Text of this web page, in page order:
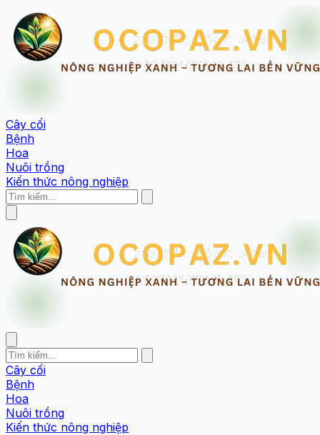
Cây cối
Bệnh
Hoa
Nuôi trồng
Kiến thức nông nghiệp
Cây cối
Bệnh
Hoa
Nuôi trồng
Kiến thức nông nghiệp